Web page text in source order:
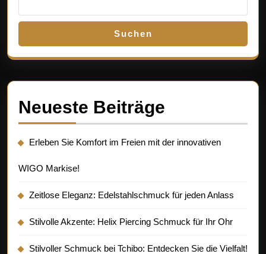
Suchen
Neueste Beiträge
Erleben Sie Komfort im Freien mit der innovativen
WIGO Markise!
Zeitlose Eleganz: Edelstahlschmuck für jeden Anlass
Stilvolle Akzente: Helix Piercing Schmuck für Ihr Ohr
Stilvoller Schmuck bei Tchibo: Entdecken Sie die Vielfalt!